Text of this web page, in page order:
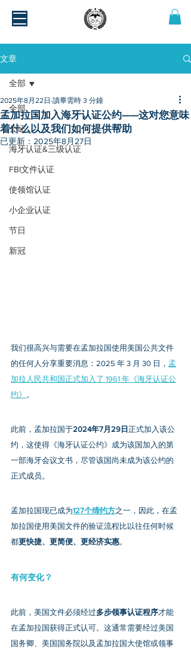
文章
全部
公证
海牙认证&三级认证
FBI文件认证
使领馆认证
小企业认证
节日
新冠
全部
孟加拉国加入海牙认证公约——这对您意味
着什么以及我们如何提供帮助
2025年8月22日 讀畢需時 3 分鐘
已更新： 2025年8月27日
我们很高兴与需要在孟加拉国使用美国公共文件
的任何人分享重要消息：2025 年 3 月 30 日， 孟
加拉人民共和国正式加入了 1961 年《海牙认证公
约》 。
此前，孟加拉国于2024年7月29日 正式加入该公
约，这使得《海牙认证公约》成为该国加入的第
一部海牙会议文书，尽管该国尚未成为该公约的
正式成员。
孟加拉国现已成为127个缔约方之一，因此，在孟
加拉国使用美国文件的验证流程比以往任何时候
都更快捷、更简便、更经济实惠。
有何变化？
此前，美国文件必须经过多步领事认证程序才能
在孟加拉国获得正式认可。这通常需要经过美国
国务卿、美国国务院以及孟加拉国大使馆或领事